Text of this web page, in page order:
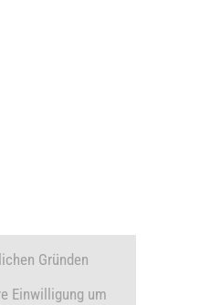
Gründen
Einwilligung um